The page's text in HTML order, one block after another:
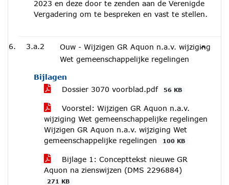
2023 en deze door te zenden aan de Verenigde
Vergadering om te bespreken en vast te stellen.
3.a.2
Ouw - Wijzigen GR Aquon n.a.v. wijziging
Wet gemeenschappelijke regelingen
Bijlagen
Dossier 3070 voorblad.pdf
56 KB
Voorstel: Wijzigen GR Aquon n.a.v.
wijziging Wet gemeenschappelijke regelingen
Wijzigen GR Aquon n.a.v. wijziging Wet
gemeenschappelijke regelingen
100 KB
Bijlage 1: Concepttekst nieuwe GR
Aquon na zienswijzen (DMS 2296884)
271 KB